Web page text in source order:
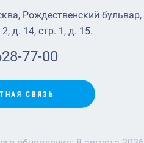
Рождественский бульвар,
д. 14, стр. 1, д. 15.
77-00
СВЯЗЬ